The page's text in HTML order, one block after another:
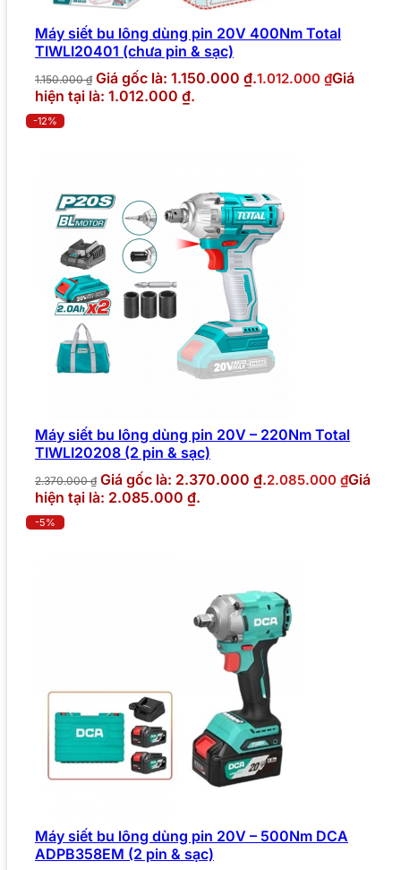
Máy siết bu lông dùng pin 20V 400Nm Total
TIWLI20401 (chưa pin & sạc)
1.150.000₫ Giá gốc là: 1.150.000 ₫.1.012.000 ₫Giá
hiện tại là: 1.012.000 ₫.
-12%
Máy siết bu lông dùng pin 20V – 220Nm Total
TIWLI20208 (2 pin & sạc)
2.370.000₫ Giá gốc là: 2.370.000 ₫.2.085.000 ₫Giá
hiện tại là: 2.085.000 ₫.
-5%
Máy siết bu lông dùng pin 20V – 500Nm DCA
ADPB358EM (2 pin & sạc)